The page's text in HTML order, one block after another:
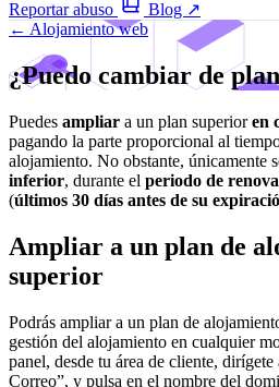
Reportar abuso
Blog ↗
← Alojamiento web
¿Puedo cambiar de
Puedes ampliar a un plan superioren
pagando la parte proporcional al
alojamiento. No obstante, únicamente
inferior, durante el periodo de
(últimos 30 días antes de su
Ampliar a un plan de
superior
Podrás ampliar a un plan de
gestión del alojamiento en cualquier
panel, desde tu área de cliente,
Correo”, y pulsa en el nombre del